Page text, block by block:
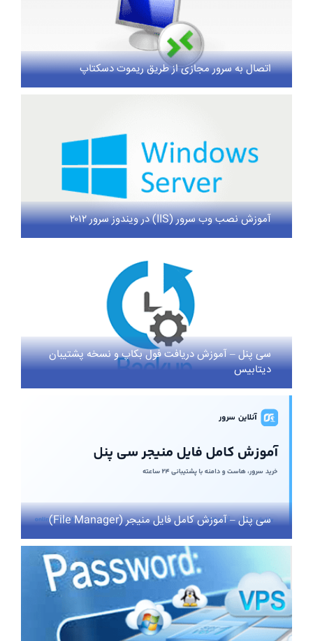
اتصال به سرور مجازی از طریق ریموت دسکتاپ
آموزش نصب وب سرور (IIS) در ویندوز سرور ۲۰۱۲
سی پنل – آموزش دریافت فول بکاپ و نسخه پشتیبان
دیتابیس
سی پنل – آموزش کامل فایل منیجر (File Manager)